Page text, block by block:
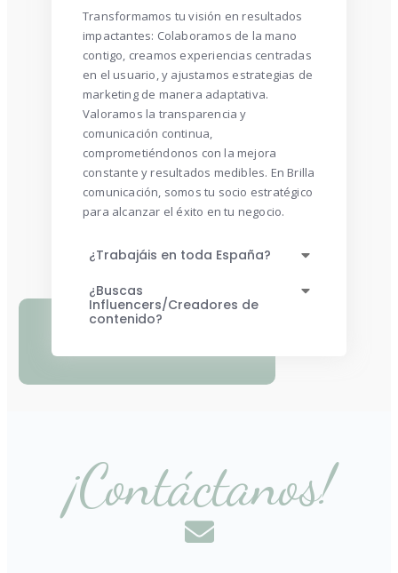
Transformamos tu visión en resultados
impactantes: Colaboramos de la mano
contigo, creamos experiencias centradas
en el usuario, y ajustamos estrategias de
marketing de manera adaptativa.
Valoramos la transparencia y
comunicación continua,
comprometiéndonos con la mejora
constante y resultados medibles. En Brilla
comunicación, somos tu socio estratégico
para alcanzar el éxito en tu negocio.
¿Trabajáis en toda España?
¿Buscas
Influencers/Creadores de
contenido?
¡Contáctanos!